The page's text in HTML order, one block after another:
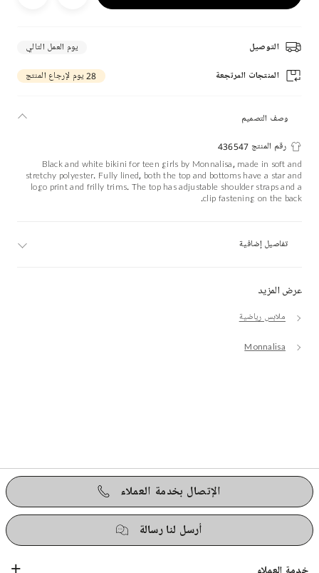
التوصيل يوم العمل التالي
المنتجات المرتجعة 28 يوم لإرجاع المنتج
عرض المزيد
ملابس رياضية
Monnalisa
وصف التصميم
رقم المنتج 436547
Black and white bikini for teen girls by Monnalisa, made in soft and
stretchy polyester. Fully lined, both the top and bottoms have a star and
logo print and frilly trims. The top has adjustable shoulder straps and a
clip fastening on the back.
تفاصيل إضافية
الإتصال بخدمة العملاء
أرسل لنا رسالة